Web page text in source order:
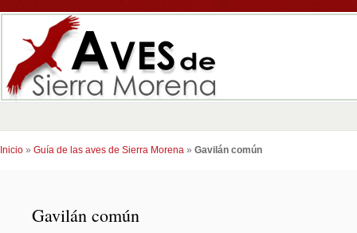
Inicio » Guía de las aves de Sierra Morena » Gavilán común
Gavilán común